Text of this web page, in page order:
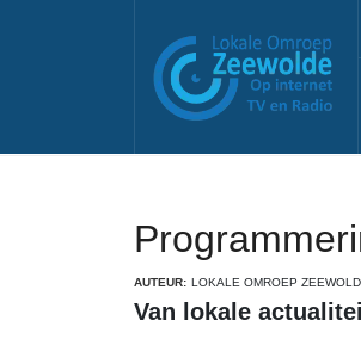
AUTEUR: LOKALE OMROEP
Van lokale actualiteit tot gezellige muziek en boeiende gesprekken: Lokale